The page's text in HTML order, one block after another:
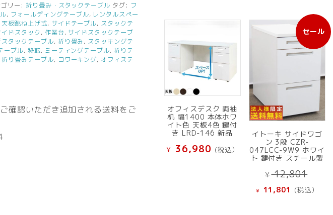
リー: 折り畳み・スタックテーブル タグ: フ
, フォールディングテーブル, レンタルスペー
天板跳ね上げ式, サイドテーブル, スタックテ
イドスタック , 作業台, サイドスタックテーブ
スタックテーブル, 折り畳み, スタッキングテ
ーブル, 移転, ミーティングテーブル, 折りテ
折り畳みテーブル, コワーキング, オフィステ
確認いただき追加される送料をご
オフィスデスク 両袖
机 幅1400 本体ホワ
イト色 天板4色 鍵付
き LRD-146 新品
¥ 36,980 (税込）
セール
販
売
中
品
イトーキ サイドワゴ
ン 3段 CZR-
047LCC-9W9 ホワイ
ト 鍵付き スチール製
¥12,801
の
価
¥ 11,801 現
(税込）